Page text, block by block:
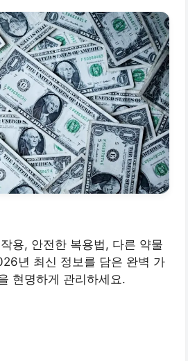
용, 안전한 복용법, 다른 약물
년 최신 정보를 담은 완벽 가
현명하게 관리하세요.